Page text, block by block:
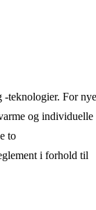
-teknologier. For nye
og individuelle
to
i forhold til